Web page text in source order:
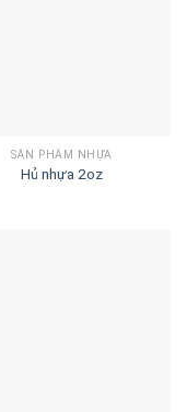
SẢN PHẨM NHỰA
Hủ nhựa 2oz